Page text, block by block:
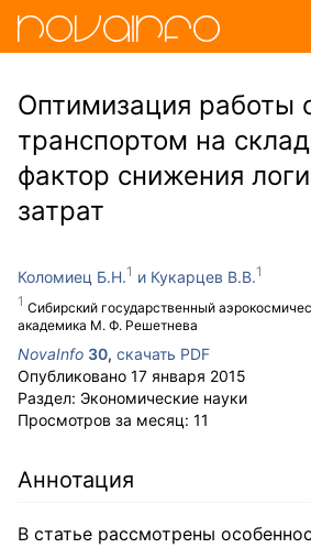
Оптимизация работы
транспортом на
фактор снижения
затрат
Коломиец Б.Н.
Сибирский государственный
академика М. Ф. Решетнева
Кукарцев В.В.
NovaInfo 30, скачать PDF
Опубликовано 17 января 2015
Раздел: Экономические науки
Просмотров за месяц: 11
Аннотация
В статье рассмотрены